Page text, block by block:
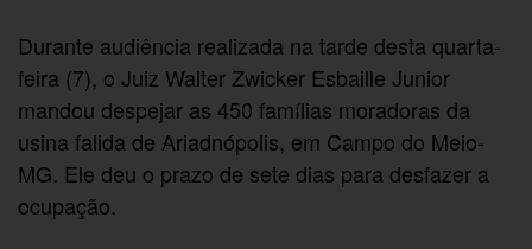
Durante audiência realizada na tarde desta quarta-
feira (7), o Juiz Walter Zwicker Esbaille Junior
mandou despejar as 450 famílias moradoras da
usina falida de Ariadnópolis, em Campo do Meio-
MG. Ele deu o prazo de sete dias para desfazer a
ocupação.